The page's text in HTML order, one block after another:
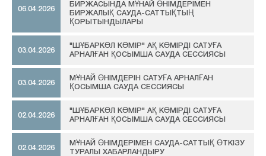
06.04.2026
БИРЖАСЫНДА МҰНАЙ ӨНІМДЕРІМЕН
БИРЖАЛЫҚ САУДА-САТТЫҚТЫҢ
ҚОРЫТЫНДЫЛАРЫ
03.04.2026
"ШҰБАРКӨЛ КӨМІР" АҚ КӨМІРДІ САТУҒА
АРНАЛҒАН ҚОСЫМША САУДА СЕССИЯСЫ
03.04.2026
МҰНАЙ ӨНІМДЕРІН САТУҒА АРНАЛҒАН
ҚОСЫМША САУДА СЕССИЯСЫ
02.04.2026
"ШҰБАРКӨЛ КӨМІР" АҚ КӨМІРДІ САТУҒА
АРНАЛҒАН ҚОСЫМША САУДА СЕССИЯСЫ
02.04.2026
МҰНАЙ ӨНІМДЕРІМЕН САУДА-САТТЫҚ ӨТКІЗУ
ТУРАЛЫ ХАБАРЛАНДЫРУ